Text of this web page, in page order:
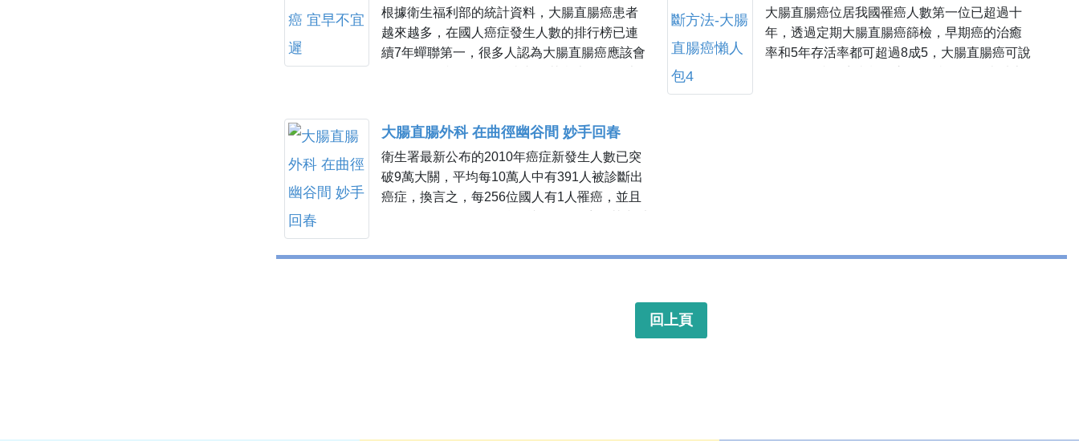
也確實有了不少突破
根據衛生福利部的統計資料，大腸直腸癌患者
越來越多，在國人癌症發生人數的排行榜已連
續7年蟬聯第一，很多人認為大腸直腸癌應該會
大腸直腸癌位居我國罹癌人數第一位已超過十
年，透過定期大腸直腸癌篩檢，早期癌的治癒
率和5年存活率都可超過8成5，大腸直腸癌可說
大腸直腸外科 在曲徑幽谷間 妙手回春
衛生署最新公布的2010年癌症新發生人數已突
破9萬大關，平均每10萬人中有391人被診斷出
癌症，換言之，每256位國人有1人罹癌，並且
加最多，2010年較2009年增加1552人...
回上頁